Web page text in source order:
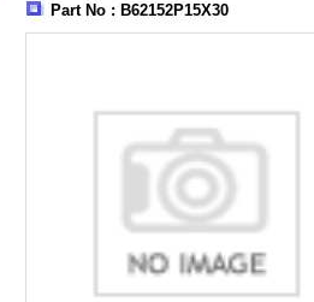
Part No : B62152P15X30